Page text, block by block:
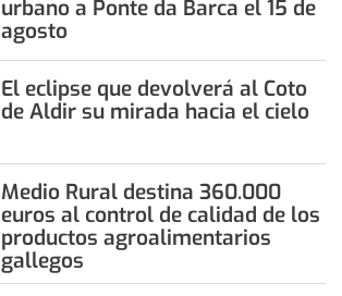
urbano a Ponte da Barca el 15 de
agosto
El eclipse que devolverá al Coto
de Aldir su mirada hacia el cielo
Medio Rural destina 360.000
euros al control de calidad de los
productos agroalimentarios
gallegos